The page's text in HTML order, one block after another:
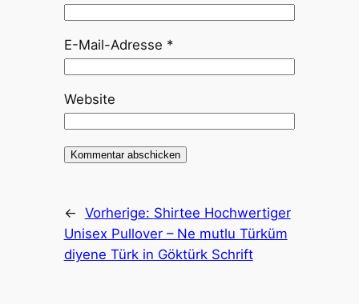
E-Mail-Adresse *
Website
← Vorherige: Shirtee Hochwertiger
Unisex Pullover – Ne mutlu Türküm
diyene Türk in Göktürk Schrift